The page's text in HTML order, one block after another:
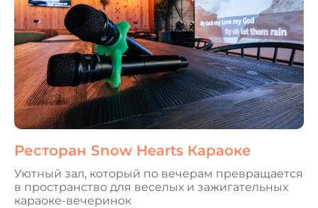
Ресторан Snow Hearts Караоке
Уютный зал, который по вечерам превращается
в пространство для веселых и зажигательных
караоке-вечеринок